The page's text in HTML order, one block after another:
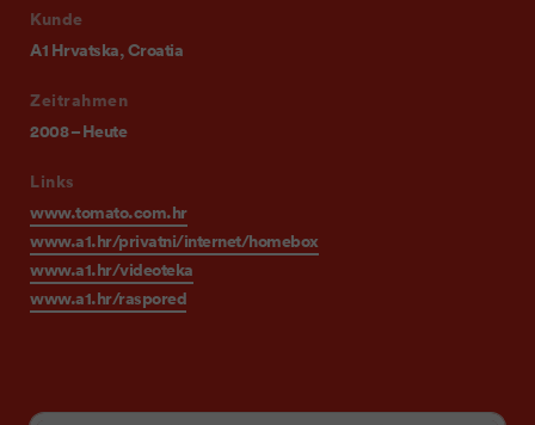
Kunde
A1 Hrvatska, Croatia
Zeitrahmen
2008 – Heute
Links
www.tomato.com.hr
www.a1.hr/privatni/internet/homebox
www.a1.hr/videoteka
www.a1.hr/raspored